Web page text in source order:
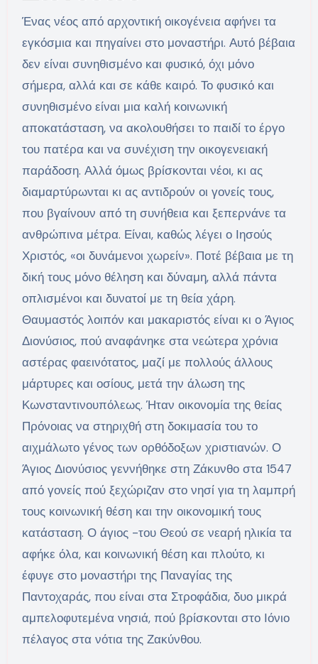
Ένας νέος από αρχοντική οικογένεια αφήνει τα
εγκόσμια και πηγαίνει στο μοναστήρι. Αυτό βέβαια
δεν είναι συνηθισμένο και φυσικό, όχι μόνο
σήμερα, αλλά και σε κάθε καιρό. Το φυσικό και
συνηθισμένο είναι μια καλή κοινωνική
αποκατάσταση, να ακολουθήσει το παιδί το έργο
του πατέρα και να συνέχιση την οικογενειακή
παράδοση. Αλλά όμως βρίσκονται νέοι, κι ας
διαμαρτύρωνται κι ας αντιδρούν οι γονείς τους,
που βγαίνουν από τη συνήθεια και ξεπερνάνε τα
ανθρώπινα μέτρα. Είναι, καθώς λέγει ο Ιησούς
Χριστός, «οι δυνάμενοι χωρείν». Ποτέ βέβαια με τη
δική τους μόνο θέληση και δύναμη, αλλά πάντα
οπλισμένοι και δυνατοί με τη θεία χάρη.
Θαυμαστός λοιπόν και μακαριστός είναι κι ο Άγιος
Διονύσιος, πού αναφάνηκε στα νεώτερα χρόνια
αστέρας φαεινότατος, μαζί με πολλούς άλλους
μάρτυρες και οσίους, μετά την άλωση της
Κωνσταντινουπόλεως. Ήταν οικονομία της θείας
Πρόνοιας να στηριχθή στη δοκιμασία του το
αιχμάλωτο γένος των ορθόδοξων χριστιανών. Ο
Άγιος Διονύσιος γεννήθηκε στη Ζάκυνθο στα 1547
από γονείς πού ξεχώριζαν στο νησί για τη λαμπρή
τους κοινωνική θέση και την οικονομική τους
κατάσταση. Ο άγιος -του Θεού σε νεαρή ηλικία τα
αφήκε όλα, και κοινωνική θέση και πλούτο, κι
έφυγε στο μοναστήρι της Παναγίας της
Παντοχαράς, που είναι στα Στροφάδια, δυο μικρά
αμπελοφυτεμένα νησιά, πού βρίσκονται στο Ιόνιο
πέλαγος στα νότια της Ζακύνθου.